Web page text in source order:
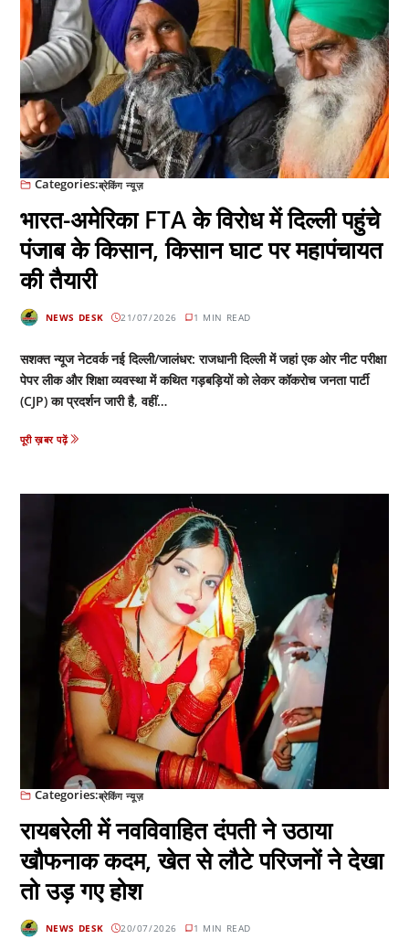
Categories:ब्रेकिंग न्यूज़
भारत-अमेरिका FTA के विरोध में दिल्ली पहुंचे
पंजाब के किसान, किसान घाट पर महापंचायत
की तैयारी
NEWS DESK 21/07/2026 1 MIN READ
सशक्त न्यूज नेटवर्क नई दिल्ली/जालंधर: राजधानी दिल्ली में जहां एक ओर नीट परीक्षा
पेपर लीक और शिक्षा व्यवस्था में कथित गड़बड़ियों को लेकर कॉकरोच जनता पार्टी
(CJP) का प्रदर्शन जारी है, वहीं…
पूरी ख़बर पढ़ें
Categories:ब्रेकिंग न्यूज़
रायबरेली में नवविवाहित दंपती ने उठाया
खौफनाक कदम, खेत से लौटे परिजनों ने देखा
तो उड़ गए होश
NEWS DESK 20/07/2026 1 MIN READ